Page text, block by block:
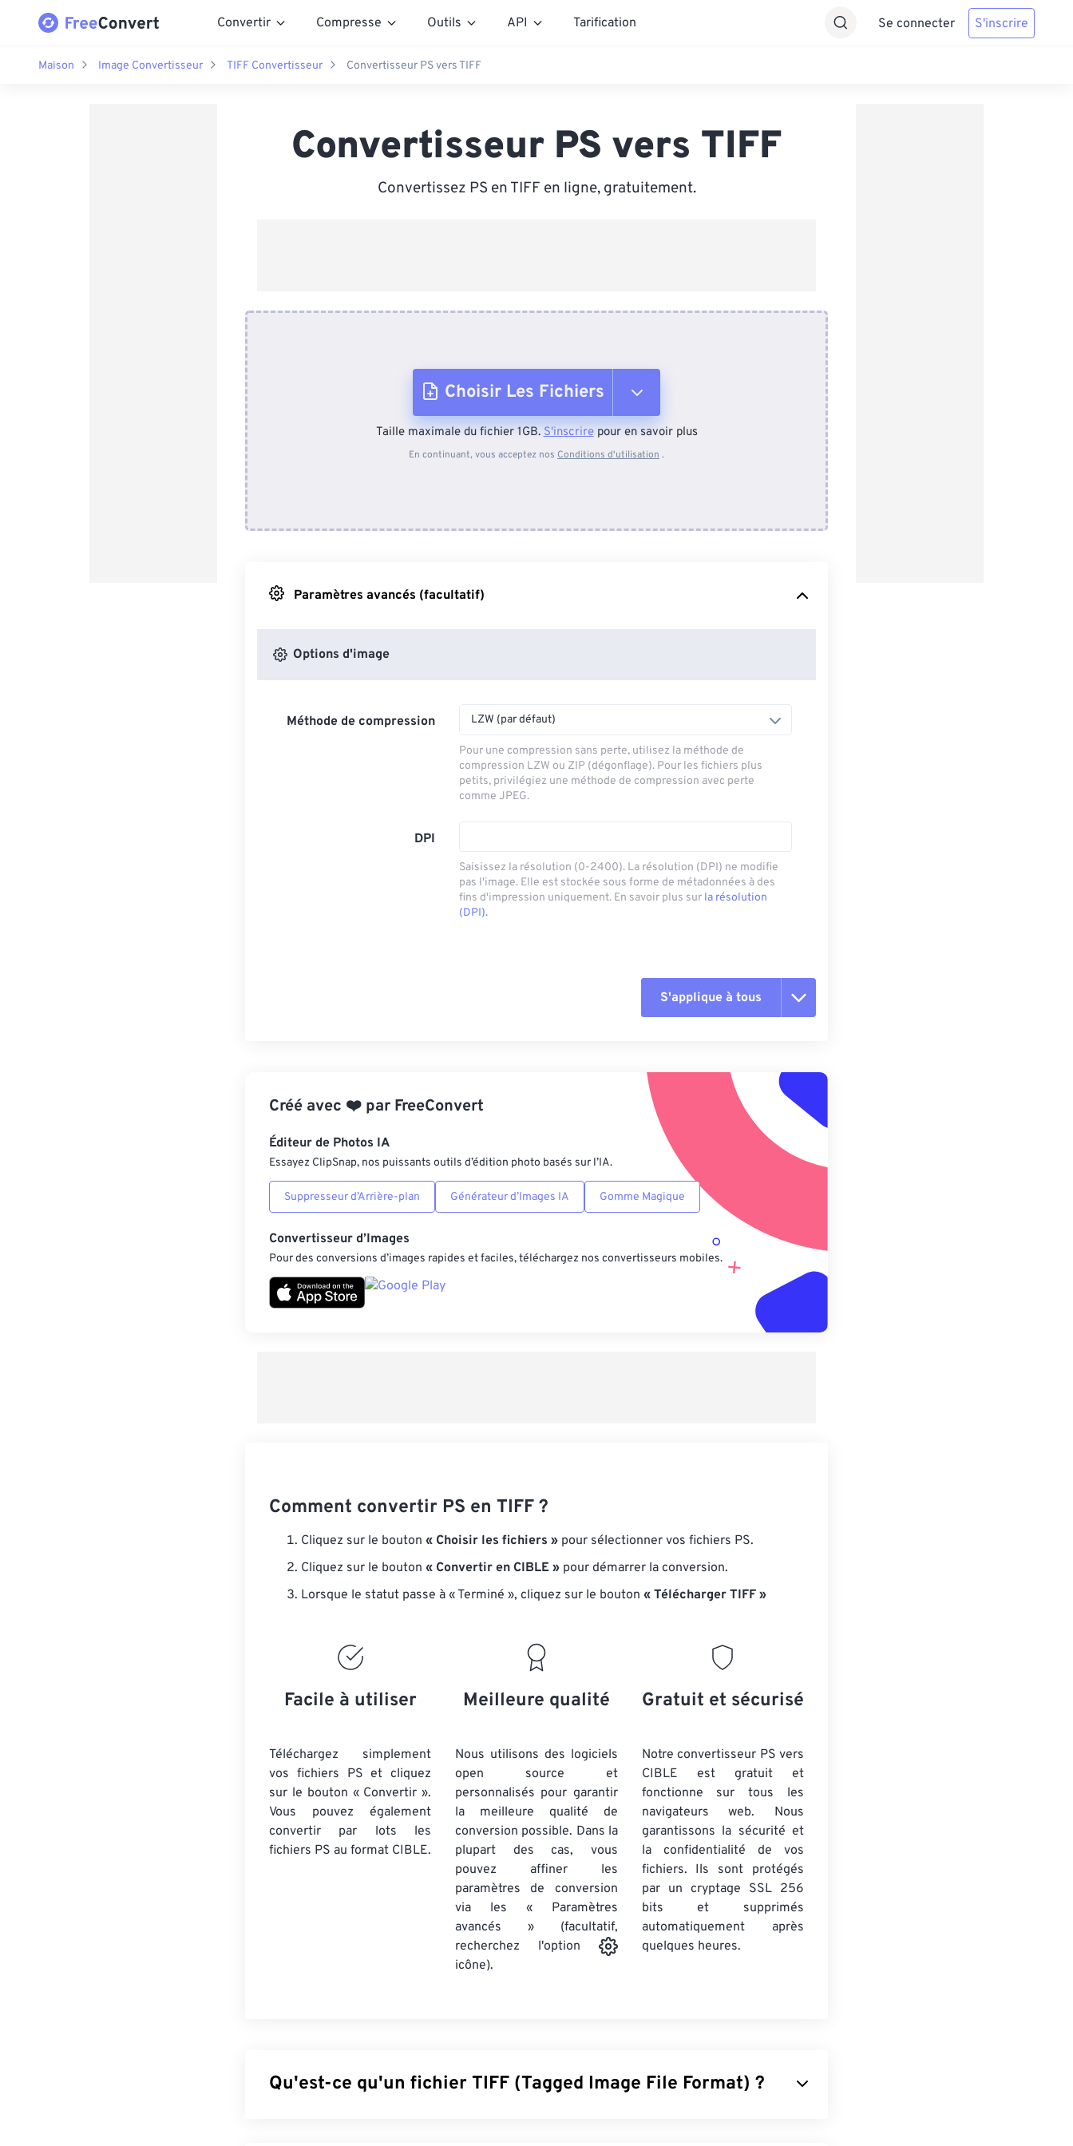
Convertir Compresse Outils API Tarification Se connecter S'inscrire
Maison Image Convertisseur TIFF Convertisseur Convertisseur PS vers TIFF
Convertisseur PS vers TIFF
Convertissez PS en TIFF en ligne, gratuitement.
Choisir Les Fichiers
Depuis l'appareil
Taille maximale du fichier 1GB.S'inscrirepour en savoir plus
En continuant, vous acceptez nos Conditions d'utilisation .
Paramètres avancés (facultatif)
Options d'image
Méthode de compression LZW (par défaut)
Pour une compression sans perte, utilisez la méthode de
compression LZW ou ZIP (dégonflage). Pour les fichiers plus
petits, privilégiez une méthode de compression avec perte
comme JPEG.
DPI
Saisissez la résolution (0-2400). La résolution (DPI) ne modifie
pas l'image. Elle est stockée sous forme de métadonnées à des
fins d'impression uniquement. En savoir plus sur la résolution
(DPI).
S'applique à tous
Appliquer à partir du préréglage
Enregistrer comme préréglage
Créé avec ❤️ par FreeConvert
Éditeur de Photos IA
Essayez ClipSnap, nos puissants outils d’édition photo basés sur l’IA.
Suppresseur d’Arrière-plan Générateur d’Images IA Gomme Magique
Convertisseur d’Images
Pour des conversions d’images rapides et faciles, téléchargez nos convertisseurs mobiles.
Comment convertir PS en TIFF ?
Cliquez sur le bouton « Choisir les fichiers » pour sélectionner vos fichiers PS.
Cliquez sur le bouton « Convertir en CIBLE » pour démarrer la conversion.
Lorsque le statut passe à « Terminé », cliquez sur le bouton « Télécharger TIFF »
Facile à utiliser
Téléchargez simplement
vos fichiers PS et cliquez
sur le bouton « Convertir ».
Vous pouvez également
convertir par lots les
fichiers PS au format CIBLE.
Meilleure qualité
Nous utilisons des logiciels
open source et
personnalisés pour garantir
la meilleure qualité de
conversion possible. Dans la
plupart des cas, vous
pouvez affiner les
paramètres de conversion
via les « Paramètres
avancés » (facultatif,
recherchez l'option
icône).
Gratuit et sécurisé
Notre convertisseur PS vers
CIBLE est gratuit et
fonctionne sur tous les
navigateurs web. Nous
garantissons la sécurité et
la confidentialité de vos
fichiers. Ils sont protégés
par un cryptage SSL 256
bits et supprimés
automatiquement après
quelques heures.
Qu'est-ce qu'un fichier TIFF (Tagged Image File Format) ?